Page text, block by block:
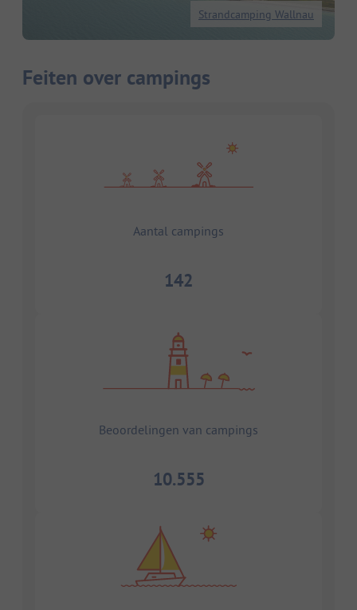
Strandcamping Wallnau
Feiten over campings
Aantal campings
142
Beoordelingen van campings
10.555